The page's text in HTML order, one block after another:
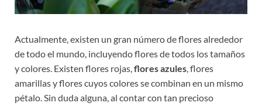
Actualmente, existen un gran número de flores alrededor
de todo el mundo, incluyendo flores de todos los tamaños
y colores. Existen flores rojas,flores azules, flores
amarillas y flores cuyos colores se combinan en un mismo
pétalo. Sin duda alguna, al contar con tan precioso